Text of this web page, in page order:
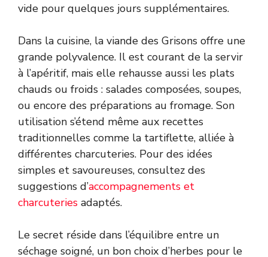
vide pour quelques jours supplémentaires.
Dans la cuisine, la viande des Grisons offre une
grande polyvalence. Il est courant de la servir
à l’apéritif, mais elle rehausse aussi les plats
chauds ou froids : salades composées, soupes,
ou encore des préparations au fromage. Son
utilisation s’étend même aux recettes
traditionnelles comme la tartiflette, alliée à
différentes charcuteries. Pour des idées
simples et savoureuses, consultez des
suggestions d’accompagnements et
charcuteries adaptés.
Le secret réside dans l’équilibre entre un
séchage soigné, un bon choix d’herbes pour le